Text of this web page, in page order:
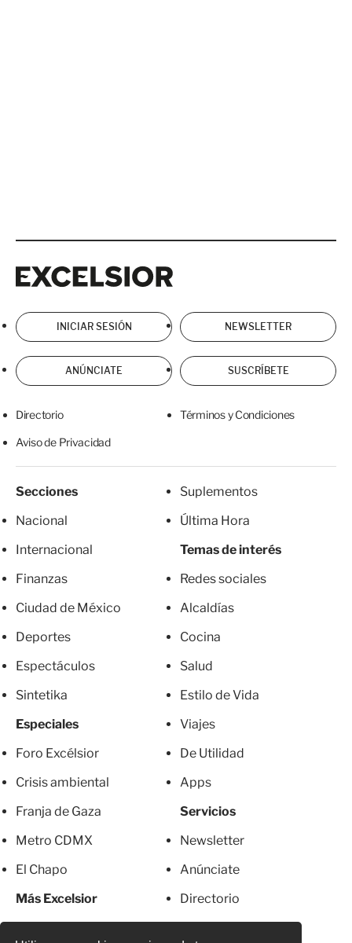
INICIAR SESIÓN NEWSLETTER
ANÚNCIATE SUSCRÍBETE
Directorio Términos y Condiciones
Aviso de Privacidad
Secciones
Nacional
Internacional
Finanzas
Ciudad de México
Deportes
Espectáculos
Sintetika
Especiales
Foro Excélsior
Crisis ambiental
Franja de Gaza
Metro CDMX
El Chapo
Más Excelsior
Suplementos
Última Hora
Temas de interés
Redes sociales
Alcaldías
Cocina
Salud
Estilo de Vida
Viajes
De Utilidad
Apps
Servicios
Newsletter
Anúnciate
Directorio